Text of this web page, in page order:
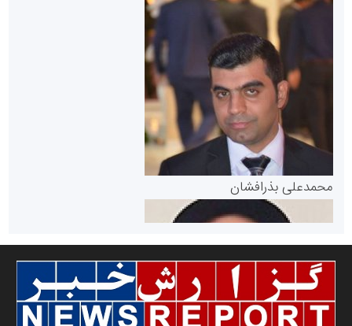
پایگاه خبری گفتمان یزد
سازمان بورس و اوراق بهادار
مرجع اخبار موثق در بازارسرمایه
سازمان صنعت،معدن و تجارت
محمدعلی بذرافشان